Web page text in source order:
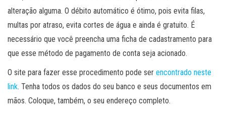
alteração alguma. O débito automático é ótimo, pois evita filas,
multas por atraso, evita cortes de água e ainda é gratuito. É
necessário que você preencha uma ficha de cadastramento para
que esse método de pagamento de conta seja acionado.
O site para fazer esse procedimento pode ser encontrado neste
link. Tenha todos os dados do seu banco e seus documentos em
mãos. Coloque, também, o seu endereço completo.